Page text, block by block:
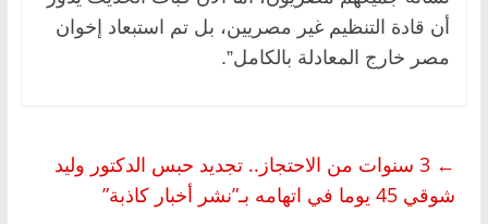
أن قادة التنظيم غير مصريين، بل تم ‏استبعاد إخوان
مصر خارج المعادلة بالكامل”. ‏
←
3 سنوات من الاحتجاز.. تجديد حبس الدكتور وليد
شوقي 45 يوما في اتهامه بـ”نشر أخبار كاذبة”